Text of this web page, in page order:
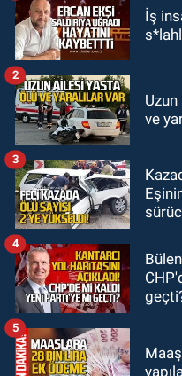
İş
ve
2
3
4
5